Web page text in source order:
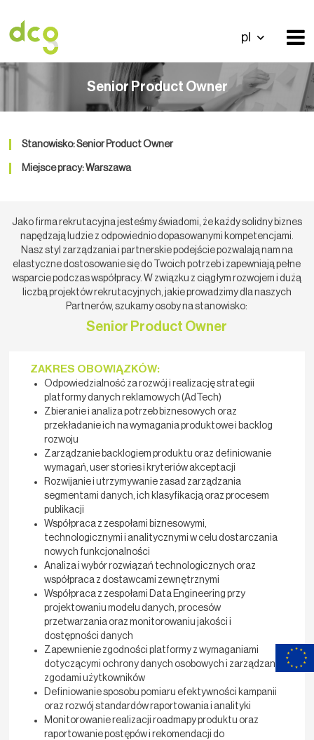
pl
Senior Product Owner
Stanowisko: Senior Product Owner
Miejsce pracy: Warszawa
Jako firma rekrutacyjna jesteśmy świadomi, że każdy solidny biznes
napędzają ludzie z odpowiednio dopasowanymi kompetencjami.
Nasz styl zarządzania i partnerskie podejście pozwalają nam na
elastyczne dostosowanie się do Twoich potrzeb i zapewniają pełne
wsparcie podczas współpracy. W związku z ciągłym rozwojem i dużą
liczbą projektów rekrutacyjnych, jakie prowadzimy dla naszych
Partnerów, szukamy osoby na stanowisko:
Senior Product Owner
ZAKRES OBOWIĄZKÓW:
Odpowiedzialność za rozwój i realizację strategii
platformy danych reklamowych (AdTech)
Zbieranie i analiza potrzeb biznesowych oraz
przekładanie ich na wymagania produktowe i backlog
rozwoju
Zarządzanie backlogiem produktu oraz definiowanie
wymagań, user stories i kryteriów akceptacji
Rozwijanie i utrzymywanie zasad zarządzania
segmentami danych, ich klasyfikacją oraz procesem
publikacji
Współpraca z zespołami biznesowymi,
technologicznymi i analitycznymi w celu dostarczania
nowych funkcjonalności
Analiza i wybór rozwiązań technologicznych oraz
współpraca z dostawcami zewnętrznymi
Współpraca z zespołami Data Engineering przy
projektowaniu modelu danych, procesów
przetwarzania oraz monitorowaniu jakości i
dostępności danych
Zapewnienie zgodności platformy z wymaganiami
dotyczącymi ochrony danych osobowych i zarządzania
zgodami użytkowników
Definiowanie sposobu pomiaru efektywności kampanii
oraz rozwój standardów raportowania i analityki
Monitorowanie realizacji roadmapy produktu oraz
raportowanie postępów i rekomendacji do